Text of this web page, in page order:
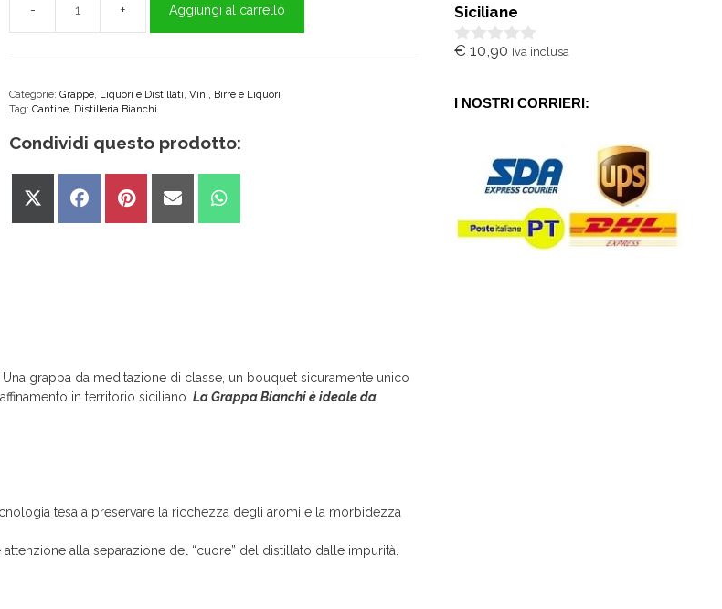
1950
Gold
Distilleria
Bianchi
quantità
Aggiungi al carrello
Categorie:Grappe, Liquori e Distillati,Vini, Birre e Liquori
Tag:Cantine, Distilleria Bianchi
Condividi questo prodotto:
Share
Share
Share
Share
Share
Una grappa da meditazione di classe, un bouquet sicuramente unico
in territorio siciliano. La Grappa Bianchi è ideale da
tesa a preservare la ricchezza degli aromi e la morbidezza
alla separazione del “cuore” del distillato dalle impurità.
Siciliane
0
5
€ 10,90 Iva inclusa
I NOSTRI CORRIERI: